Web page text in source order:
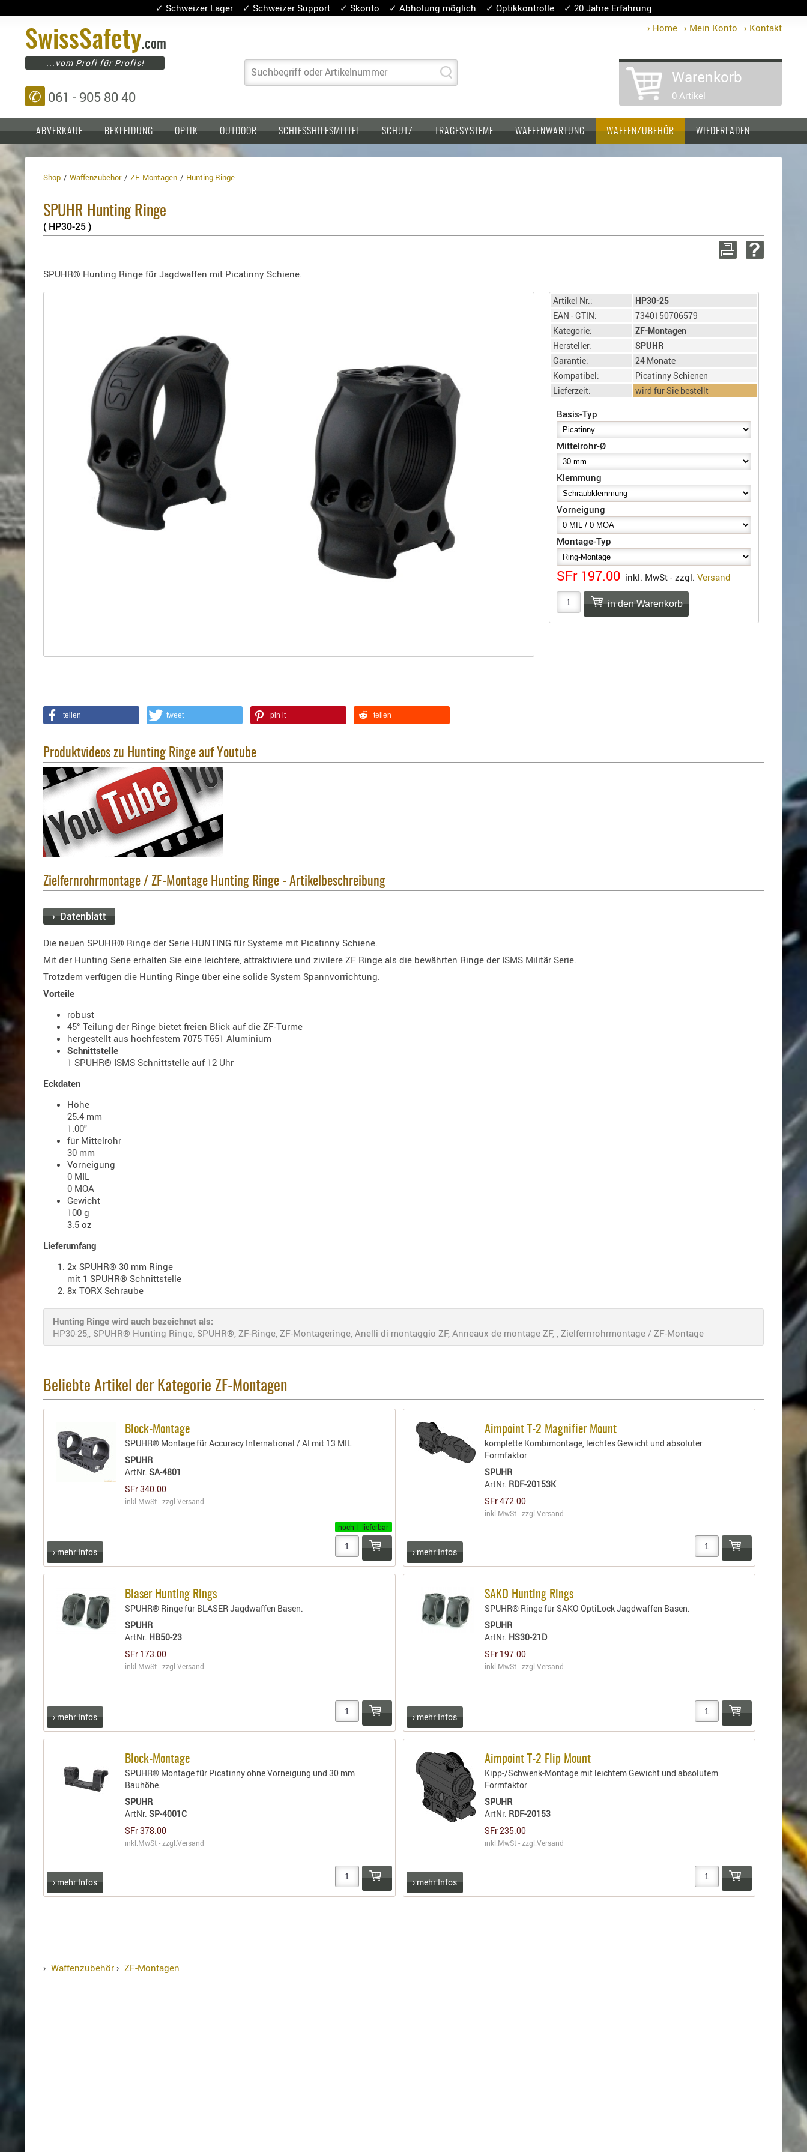
✓ Schweizer Lager ✓ Schweizer Support ✓ Skonto ✓ Abholung möglich ✓ Optikkontrolle ✓ 20 Jahre Erfahrung
› Home › Mein Konto › Kontakt
SwissSafety.com
...vom Profi für Profis!
✆ 061 - 905 80 40
Suchbegriff oder Artikelnummer Warenkorb
0 Artikel
ABVERKAUF BEKLEIDUNG OPTIK OUTDOOR SCHIESSHILFSMITTEL SCHUTZ
Einlagen,
Kopfschutz
Tragesysteme
TRAGESYSTEME
Holster
Grundplatten
Holster
Holster
Holster-
WAFFENWARTUNG WAFFENZUBEHÖR WIEDERLADEN
Shop Waffenzubehör ZF-Montagen Hunting Ringe
SPUHR Hunting Ringe
( HP30-25 )
SPUHR® Hunting Ringe für Jagdwaffen mit Picatinny Schiene.
Artikel Nr.:
HP30-25
EAN - GTIN:
7340150706579
Kategorie:
ZF-Montagen
Hersteller:
SPUHR
Garantie:
24 Monate
Kompatibel:
Picatinny Schienen
Lieferzeit:
wird für Sie bestellt
Basis-Typ
Mittelrohr-Ø
Klemmung
Vorneigung
Montage-Typ
SFr 197.00 inkl. MwSt - zzgl. Versand
teilen tweet pin it teilen
Produktvideos zu Hunting Ringe auf Youtube
Zielfernrohrmontage / ZF-Montage Hunting Ringe - Artikelbeschreibung
› Datenblatt
Die neuen SPUHR® Ringe der Serie HUNTING für Systeme mit Picatinny Schiene.
Mit der Hunting Serie erhalten Sie eine leichtere, attraktiviere und zivilere ZF Ringe als die bewährten Ringe der ISMS Militär Serie.
Trotzdem verfügen die Hunting Ringe über eine solide System Spannvorrichtung.
Vorteile
robust
45° Teilung der Ringe bietet freien Blick auf die ZF-Türme
hergestellt aus hochfestem 7075 T651 Aluminium
Schnittstelle
1 SPUHR® ISMS Schnittstelle auf 12 Uhr
Eckdaten
Höhe
25.4 mm
1.00"
für Mittelrohr
30 mm
Vorneigung
0 MIL
0 MOA
Gewicht
100 g
3.5 oz
Lieferumfang
2x SPUHR® 30 mm Ringe
mit 1 SPUHR® Schnittstelle
8x TORX Schraube
Hunting Ringe wird auch bezeichnet als:
HP30-25,, SPUHR® Hunting Ringe, SPUHR®, ZF-Ringe, ZF-Montageringe, Anelli di montaggio ZF, Anneaux de montage ZF, , Zielfernrohrmontage / ZF-Montage
Beliebte Artikel der Kategorie ZF-Montagen
Block-Montage
SPUHR® Montage für Accuracy International / AI mit 13 MIL
SPUHR
ArtNr.SA-4801
SFr 340.00
inkl.MwSt - zzgl.Versand
noch 1 lieferbar
› mehr Infos
Aimpoint T-2 Magnifier Mount
komplette Kombimontage, leichtes Gewicht und absoluter
Formfaktor
SPUHR
ArtNr. RDF-20153K
SFr 472.00
inkl.MwSt - zzgl.Versand
› mehr Infos
Blaser Hunting Rings
SPUHR® Ringe für BLASER Jagdwaffen Basen.
SPUHR
ArtNr. HB50-23
SFr 173.00
inkl.MwSt - zzgl.Versand
› mehr Infos
SAKO Hunting Rings
SPUHR® Ringe für SAKO OptiLock Jagdwaffen Basen.
SPUHR
ArtNr. HS30-21D
SFr 197.00
inkl.MwSt - zzgl.Versand
› mehr Infos
Block-Montage
SPUHR® Montage für Picatinny ohne Vorneigung und 30 mm
Bauhöhe.
SPUHR
ArtNr.SP-4001C
SFr 378.00
inkl.MwSt - zzgl.Versand
› mehr Infos
Aimpoint T-2 Flip Mount
Kipp-/Schwenk-Montage mit leichtem Gewicht und absolutem
Formfaktor
SPUHR
ArtNr. RDF-20153
SFr 235.00
inkl.MwSt - zzgl.Versand
› mehr Infos
› Waffenzubehör › ZF-Montagen